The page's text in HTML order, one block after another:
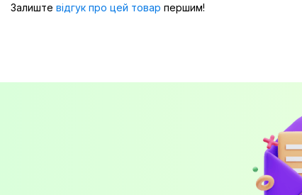
Залиште відгук про цей товар першим!